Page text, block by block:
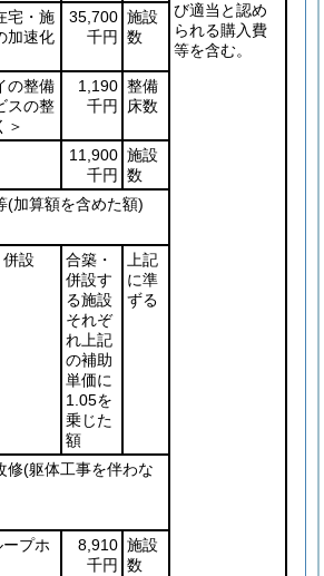
び適当と認め
られる購入費
等を含む。
宅・施
加速化
35,700
千円
施設
数
の整備
スの整
＞
1,190
千円
整備
床数
11,900
千円
施設
数
(加算額を含めた額)
併設
合築・
併設す
る施設
それぞ
れ上記
の補助
単価に
1.05を
乗じた
額
上記
に準
ずる
修(躯体工事を伴わな
プホ
8,910
千円
施設
数